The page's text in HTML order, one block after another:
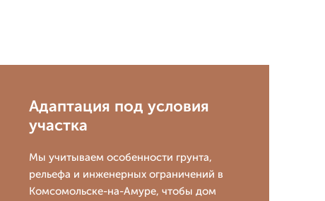
Адаптация под условия
участка
Мы учитываем особенности грунта,
рельефа и инженерных ограничений в
Комсомольске-на-Амуре, чтобы дом